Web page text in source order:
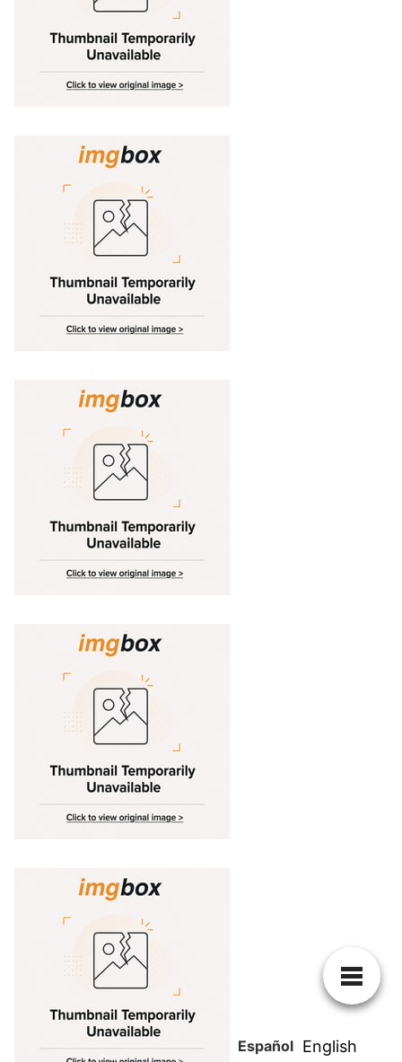
Español English